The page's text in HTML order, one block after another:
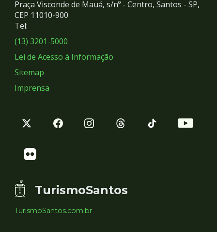
Redes
Sociais
Praça Visconde de Mauá, s/nº - Centro, Santos - SP,
CEP 11010-900
Tel:
(13) 3201-5000
Lei de Acesso à Informação
Sitemap
Imprensa
TurismoSantos
TurismoSantos.com.br